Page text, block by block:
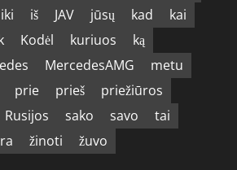
iki iš JAV jūsų kad
kai
Kodėl kuriuos
ką
MercedesAMG
metu
prie prieš
priežiūros
Rusijos sako savo
tai
žinoti žuvo